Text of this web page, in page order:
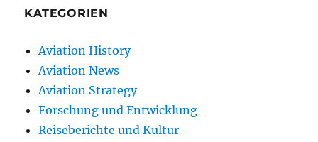
KATEGORIEN
Aviation History
Aviation News
Aviation Strategy
Forschung und Entwicklung
Reiseberichte und Kultur